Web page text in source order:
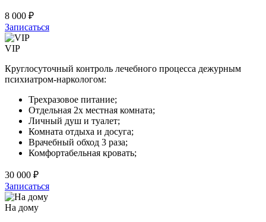
8 000 ₽
Записаться
VIP
Круглосуточный контроль лечебного процесса дежурным
психиатром-наркологом:
Трехразовое питание;
Отдельная 2х местная комната;
Личный душ и туалет;
Комната отдыха и досуга;
Врачебный обход 3 раза;
Комфортабельная кровать;
30 000 ₽
Записаться
На дому